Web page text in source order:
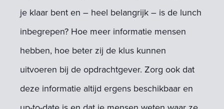
je klaar bent en – heel belangrijk – is de lunch
inbegrepen? Hoe meer informatie mensen
hebben, hoe beter zij de klus kunnen
uitvoeren bij de opdrachtgever. Zorg ook dat
deze informatie altijd ergens beschikbaar en